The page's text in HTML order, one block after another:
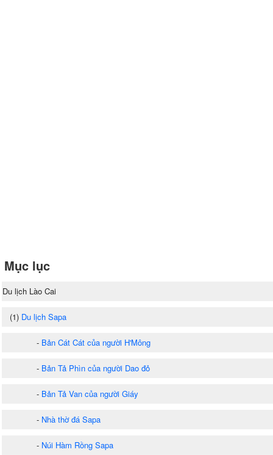
Mục lục
Du lịch Lào Cai
(1) Du lịch Sapa
- Bản Cát Cát của người H'Mông
- Bản Tả Phìn của người Dao đỏ
- Bản Tả Van của người Giáy
- Nhà thờ đá Sapa
- Núi Hàm Rồng Sapa